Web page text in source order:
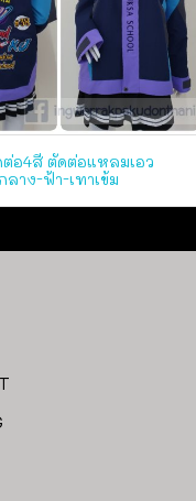
อ4สี ตัดต่อแหลมเอว
าง-ฟ้า-เทาเข้ม